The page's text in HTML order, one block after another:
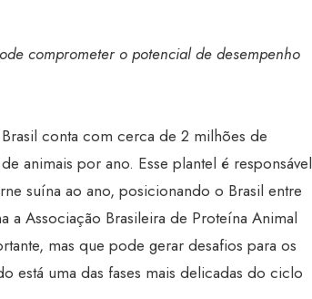
comprometer o potencial de desempenho
conta com cerca de 2 milhões de
animais por ano. Esse plantel é responsável
suína ao ano, posicionando o Brasil entre
Associação Brasileira de Proteína Animal
mas que pode gerar desafios para os
está uma das fases mais delicadas do ciclo